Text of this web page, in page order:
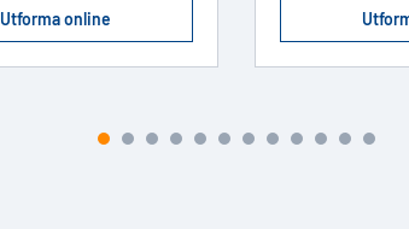
Utforma online